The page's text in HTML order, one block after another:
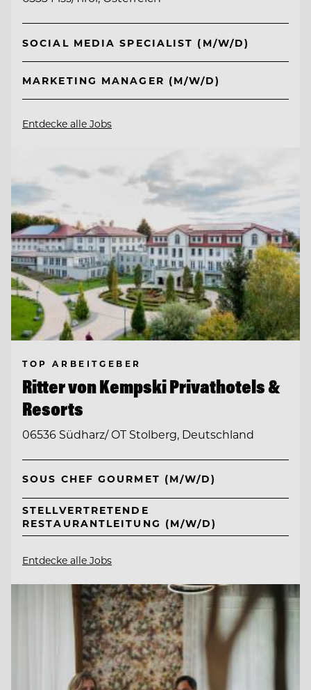
SOCIAL MEDIA SPECIALIST (M/W/D)
MARKETING MANAGER (M/W/D)
Entdecke alle Jobs
TOP ARBEITGEBER
Ritter von Kempski Privathotels &
Resorts
06536 Südharz/ OT Stolberg, Deutschland
SOUS CHEF GOURMET (M/W/D)
STELLVERTRETENDE
RESTAURANTLEITUNG (M/W/D)
Entdecke alle Jobs